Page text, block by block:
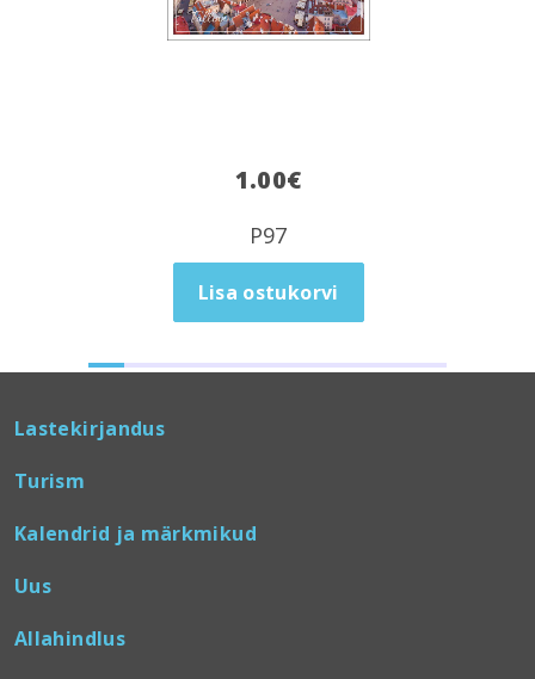
1.00€
P97
Lisa ostukorvi
Lastekirjandus
Turism
Kalendrid ja märkmikud
Uus
Allahindlus